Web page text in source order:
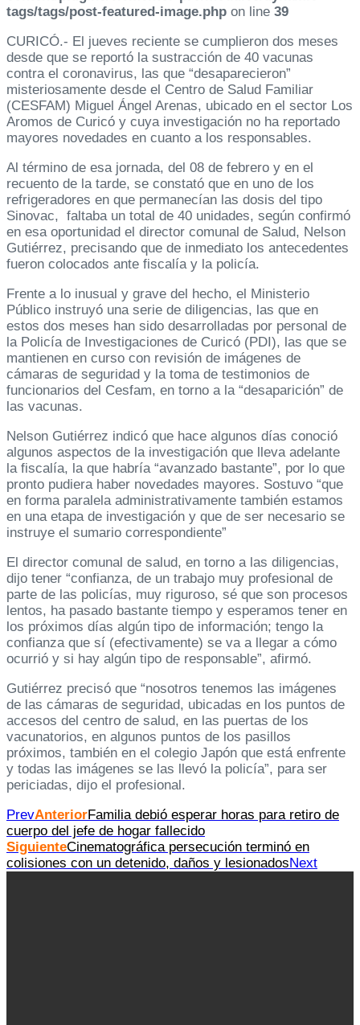
tags/tags/post-featured-image.php on line 39
CURICÓ.- El jueves reciente se cumplieron dos meses
desde que se reportó la sustracción de 40 vacunas
contra el coronavirus, las que “desaparecieron”
misteriosamente desde el Centro de Salud Familiar
(CESFAM) Miguel Ángel Arenas, ubicado en el sector Los
Aromos de Curicó y cuya investigación no ha reportado
mayores novedades en cuanto a los responsables.
Al término de esa jornada, del 08 de febrero y en el
recuento de la tarde, se constató que en uno de los
refrigeradores en que permanecían las dosis del tipo
Sinovac, faltaba un total de 40 unidades, según confirmó
en esa oportunidad el director comunal de Salud, Nelson
Gutiérrez, precisando que de inmediato los antecedentes
fueron colocados ante fiscalía y la policía.
Frente a lo inusual y grave del hecho, el Ministerio
Público instruyó una serie de diligencias, las que en
estos dos meses han sido desarrolladas por personal de
la Policía de Investigaciones de Curicó (PDI), las que se
mantienen en curso con revisión de imágenes de
cámaras de seguridad y la toma de testimonios de
funcionarios del Cesfam, en torno a la “desaparición” de
las vacunas.
Nelson Gutiérrez indicó que hace algunos días conoció
algunos aspectos de la investigación que lleva adelante
la fiscalía, la que habría “avanzado bastante”, por lo que
pronto pudiera haber novedades mayores. Sostuvo “que
en forma paralela administrativamente también estamos
en una etapa de investigación y que de ser necesario se
instruye el sumario correspondiente”
El director comunal de salud, en torno a las diligencias,
dijo tener “confianza, de un trabajo muy profesional de
parte de las policías, muy riguroso, sé que son procesos
lentos, ha pasado bastante tiempo y esperamos tener en
los próximos días algún tipo de información; tengo la
confianza que sí (efectivamente) se va a llegar a cómo
ocurrió y si hay algún tipo de responsable”, afirmó.
Gutiérrez precisó que “nosotros tenemos las imágenes
de las cámaras de seguridad, ubicadas en los puntos de
accesos del centro de salud, en las puertas de los
vacunatorios, en algunos puntos de los pasillos
próximos, también en el colegio Japón que está enfrente
y todas las imágenes se las llevó la policía”, para ser
periciadas, dijo el profesional.
PrevAnteriorFamilia debió esperar horas para retiro de
cuerpo del jefe de hogar fallecido
SiguienteCinematográfica persecución terminó en
colisiones con un detenido, daños y lesionadosNext